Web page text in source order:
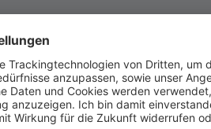
Kommunikation Teil 3 –
Bauhofleiter führen Tag für
geht man lieber aus dem
Fällen wichtig. Unser Autor